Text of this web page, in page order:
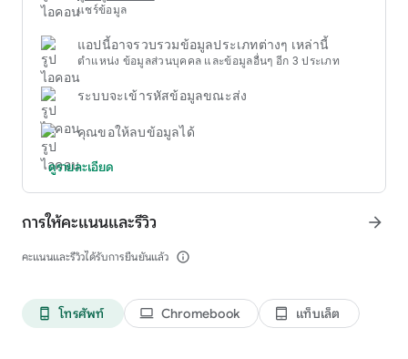
อ่อนและธุรกรรมทางการเงิน ระบบป้องกันการฉ้อโกงอัตโนมัติที่มี
ใจให้กับชุมชน
แชร์ข้อมูล
แอปนี้อาจรวบรวมข้อมูลประเภทต่างๆ เหล่านี้
ตำแหน่ง ข้อมูลส่วนบุคคล และข้อมูลอื่นๆ อีก 3 ประเภท
ระบบจะเข้ารหัสข้อมูลขณะส่ง
คุณขอให้ลบข้อมูลได้
ดูรายละเอียด
การให้คะแนนและรีวิว
คะแนนและรีวิวได้รับการยืนยันแล้ว info_outline
arrow_forward
phone_android โทรศัพท์ laptop Chromebook tablet_android แท็บเล็ต